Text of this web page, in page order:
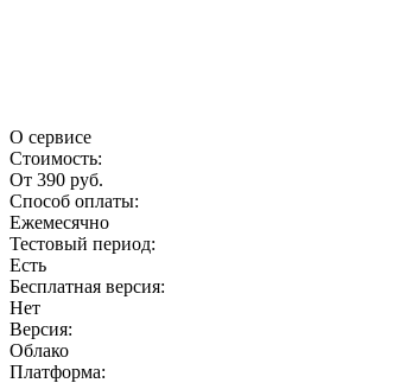
О сервисе
Стоимость:
От 390 руб.
Способ оплаты:
Ежемесячно
Тестовый период:
Есть
Бесплатная версия:
Нет
Версия:
Облако
Платформа: